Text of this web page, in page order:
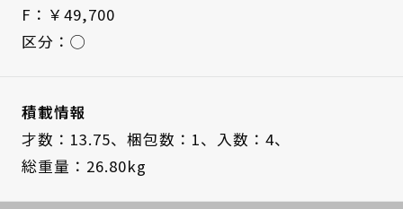
F：￥49,700
区分：◯
積載情報
才数：13.75、 梱包数：1、 入数：4、
総重量：26.80kg